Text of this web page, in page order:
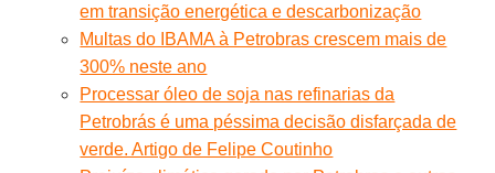
em transição energética e descarbonização
Multas do IBAMA à Petrobras crescem mais de
300% neste ano
Processar óleo de soja nas refinarias da
Petrobrás é uma péssima decisão disfarçada de
verde. Artigo de Felipe Coutinho